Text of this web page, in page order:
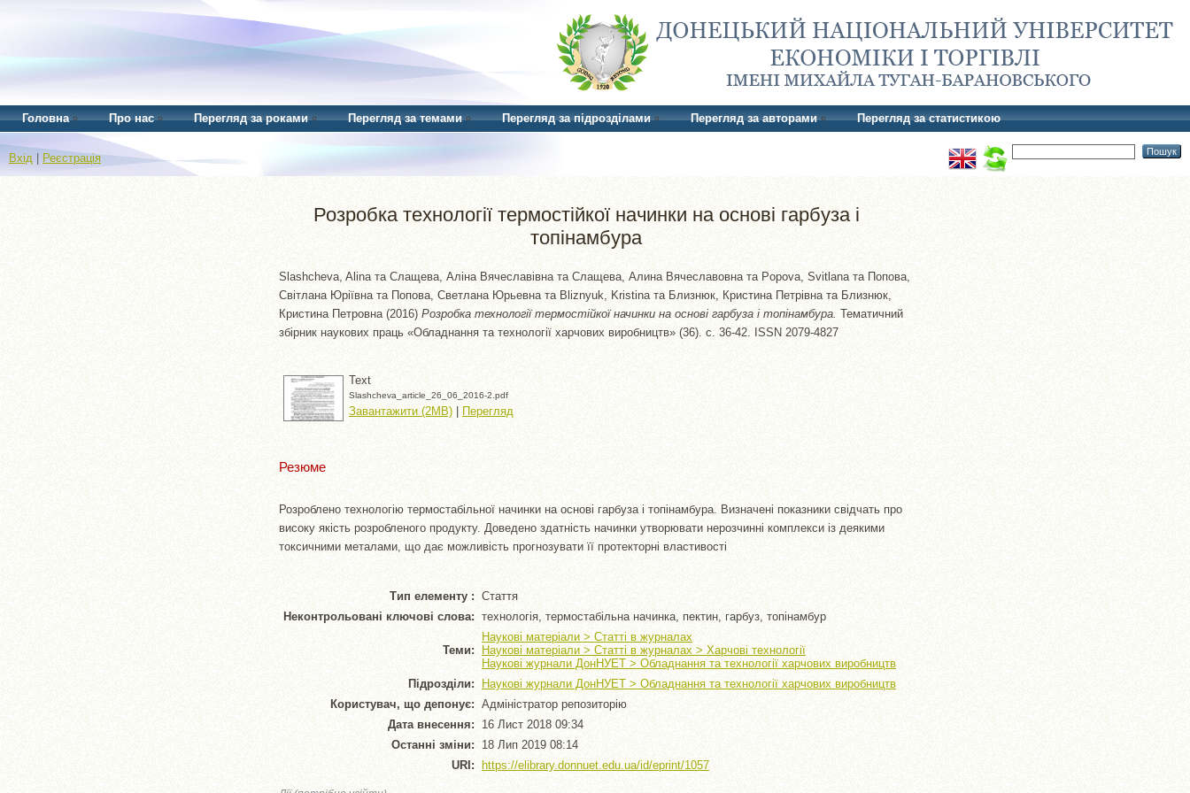
Головна Про нас Перегляд за роками Перегляд за темами Перегляд за підрозділами Перегляд за авторами Перегляд за статистикою
Вхід Реєстрація
Розробка технології термостійкої начинки на основі гарбуза і
топінамбура
Slashcheva, Alina та Слащева, Аліна Вячеславівна та Слащева, Алина Вячеславовна та Popova, Svitlana та Попова,
Світлана Юріївна та Попова, Светлана Юрьевна та Bliznyuk, Kristina та Близнюк, Кристина Петрівна та Близнюк,
Кристина Петровна (2016) Розробка технології термостійкої начинки на основі гарбуза і топінамбура. Тематичний
збірник наукових праць «Обладнання та технології харчових виробництв» (36). с. 36-42. ISSN 2079-4827
Text
Slashcheva_article_26_06_2016-2.pdf
Завантажити (2MB) | Перегляд
Резюме
Розроблено технологію термостабільної начинки на основі гарбуза і топінамбура. Визначені показники свідчать про
високу якість розробленого продукту. Доведено здатність начинки утворювати нерозчинні комплекси із деякими
токсичними металами, що дає можливість прогнозувати її протекторні властивості
Тип елементу : Стаття
Неконтрольовані ключові слова: технологія, термостабільна начинка, пектин, гарбуз, топінамбур
Теми:
Наукові матеріали > Статті в журналах
Наукові матеріали > Статті в журналах > Харчові технології
Наукові журнали ДонНУЕТ > Обладнання та технології харчових виробництв
Підрозділи:
Наукові журнали ДонНУЕТ > Обладнання та технології харчових виробництв
Користувач, що депонує: Адміністратор репозиторію
Дата внесення: 16 Лист 2018 09:34
Останні зміни: 18 Лип 2019 08:14
URI:
https://elibrary.donnuet.edu.ua/id/eprint/1057